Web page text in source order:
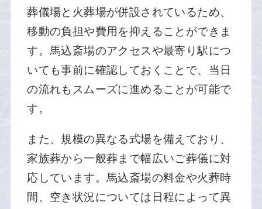
葬儀場と火葬場が併設されているため、
移動の負担や費用を抑えることができま
す。馬込斎場のアクセスや最寄り駅につ
いても事前に確認しておくことで、当日
の流れもスムーズに進めることが可能で
す。
また、規模の異なる式場を備えており、
家族葬から一般葬まで幅広いご葬儀に対
応しています。馬込斎場の料金や火葬時
間、空き状況については日程によって異